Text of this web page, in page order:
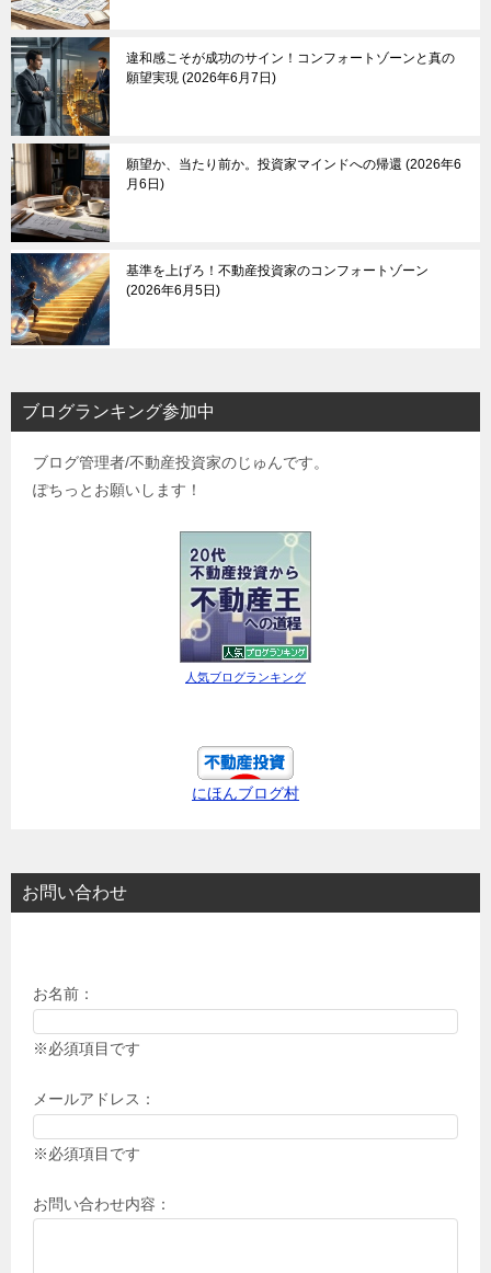
違和感こそが成功のサイン！コンフォートゾーンと真の
願望実現 2026年6月7日
願望か、当たり前か。投資家マインドへの帰還 2026年6
月6日
基準を上げろ！不動産投資家のコンフォートゾーン
2026年6月5日
ブログランキング参加中
ブログ管理者/不動産投資家のじゅんです。
ぽちっとお願いします！
人気ブログランキング
にほんブログ村
お問い合わせ
お名前：
※必須項目です
メールアドレス：
※必須項目です
お問い合わせ内容：